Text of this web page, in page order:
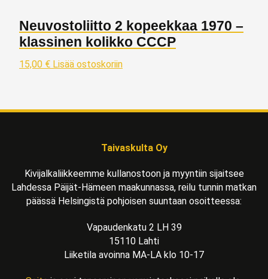
Neuvostoliitto 2 kopeekkaa 1970 –
klassinen kolikko CCCP
15,00 € Lisää ostoskoriin
Taivaskulta Oy
Kivijalkaliikkeemme kullanostoon ja myyntiin sijaitsee
Lahdessa Päijät-Hämeen maakunnassa, reilu tunnin matkan
päässä Helsingistä pohjoisen suuntaan osoitteessa:
Vapaudenkatu 2 LH 39
15110 Lahti
Liiketila avoinna MA-LA klo 10-17